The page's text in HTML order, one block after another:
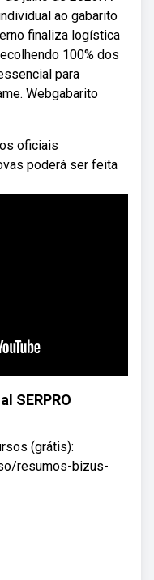
ao gabarito
finaliza logística
100% dos
para
Webgabarito
oficiais
poderá ser feita
SERPRO
(grátis):
resumos-bizus-